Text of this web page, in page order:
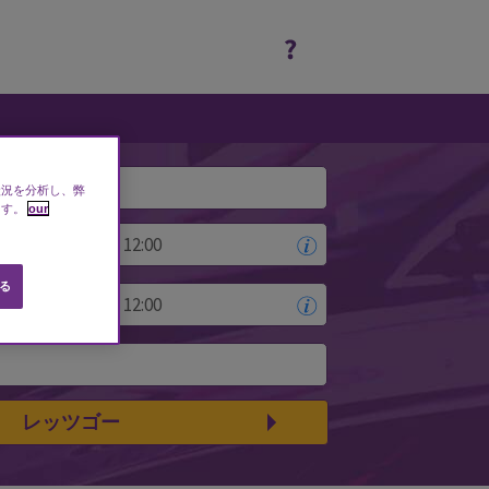
レッツゴー
を分析し、弊
。 our